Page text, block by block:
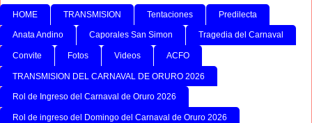
HOME TRANSMISION Tentaciones Predilecta
Anata Andino Caporales San Simon Tragedia del Carnaval
Convite Fotos Videos ACFO
TRANSMISION DEL CARNAVAL DE ORURO 2026
Rol de Ingreso del Carnaval de Oruro 2026
Rol de ingreso del Domingo del Carnaval de Oruro 2026